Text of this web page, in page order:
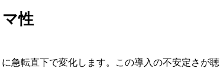
性
急転直下で変化します。この導入の不安定さが聴